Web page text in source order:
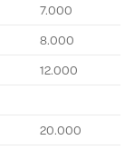
7.000
8.000
12.000
20.000